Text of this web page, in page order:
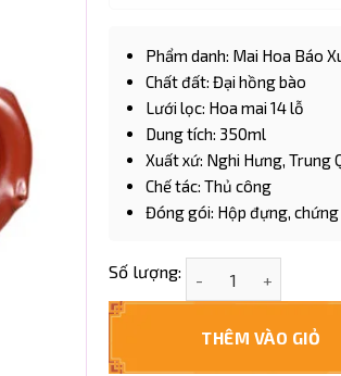
Phẩm danh: Mai Hoa Báo
Chất đất: Đại hồng bào
Lưới lọc: Hoa mai 14 lỗ
Dung tích: 350ml
Xuất xứ: Nghi Hưng, Trung
Chế tác: Thủ công
Đóng gói: Hộp đựng,
Số lượng:
THÊM VÀO GIỎ